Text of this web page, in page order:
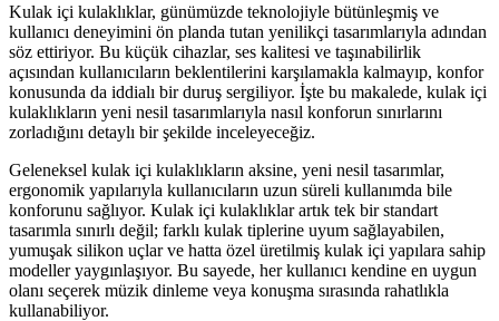
Kulak içi kulaklıklar, günümüzde teknolojiyle bütünleşmiş ve
kullanıcı deneyimini ön planda tutan yenilikçi tasarımlarıyla adından
söz ettiriyor. Bu küçük cihazlar, ses kalitesi ve taşınabilirlik
açısından kullanıcıların beklentilerini karşılamakla kalmayıp, konfor
konusunda da iddialı bir duruş sergiliyor. İşte bu makalede, kulak içi
kulaklıkların yeni nesil tasarımlarıyla nasıl konforun sınırlarını
zorladığını detaylı bir şekilde inceleyeceğiz.
Geleneksel kulak içi kulaklıkların aksine, yeni nesil tasarımlar,
ergonomik yapılarıyla kullanıcıların uzun süreli kullanımda bile
konforunu sağlıyor. Kulak içi kulaklıklar artık tek bir standart
tasarımla sınırlı değil; farklı kulak tiplerine uyum sağlayabilen,
yumuşak silikon uçlar ve hatta özel üretilmiş kulak içi yapılara sahip
modeller yaygınlaşıyor. Bu sayede, her kullanıcı kendine en uygun
olanı seçerek müzik dinleme veya konuşma sırasında rahatlıkla
kullanabiliyor.